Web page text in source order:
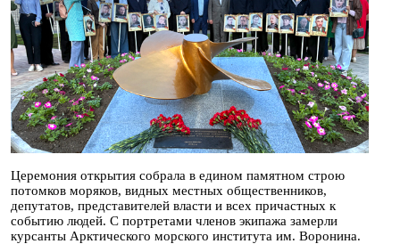
Церемония открытия собрала в едином памятном строю
потомков моряков, видных местных общественников,
депутатов, представителей власти и всех причастных к
событию людей. С портретами членов экипажа замерли
курсанты Арктического морского института им. Воронина.